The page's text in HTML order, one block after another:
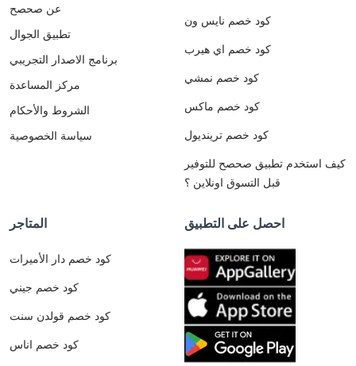
عن صحصح
تطبيق الجوال
برنامج الاصدار التجريبي
مركز المساعدة
الشروط والأحكام
سياسة الخصوصية
كود خصم نايس ون
كود خصم اي هيرب
كود خصم نمشي
كود خصم ماكس
كود خصم ترينديول
كيف استخدم تطبيق صحصح للتوفير
قبل التسوق اونلاين ؟
المتاجر
كود خصم دار الأميرات
كود خصم جيني
كود خصم قولدن سنت
كود خصم اناس
احصل على التطبيق